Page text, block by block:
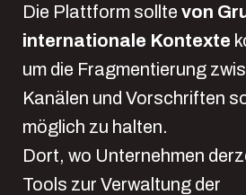
Die Plattform sollte von
internationale Kontexte
um die Fragmentierung
Kanälen und Vorschriften
möglich zu halten.
Dort, wo Unternehmen
Tools zur Verwaltung der